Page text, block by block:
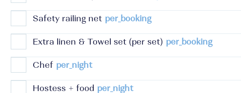
Safety railing net per_booking
Extra linen & Towel set (per set) per_booking
Chef per_night
Hostess + food per_night